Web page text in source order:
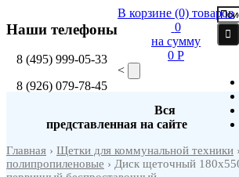
Наши телефоны
8 (495) 999-05-33
8 (926) 079-78-45
В корзине (0) товаров
0
на сумму
0 P
Главная › Щетки для коммунальной техники ›
полипропиленовые › Диск щеточный
<
Вся
представленная на сайте